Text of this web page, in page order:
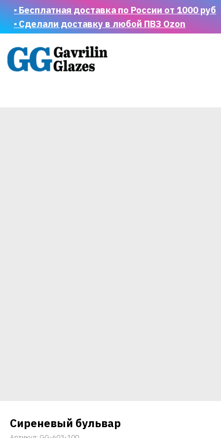
▪ Бесплатная доставка по России от 1000 руб
▪ Сделали доставку в любой ПВЗ Ozon
Сиреневый бульвар